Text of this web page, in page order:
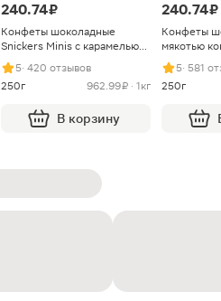
240.74 ₽
Конфеты шоколадные
Snickers Minis с карамелью
арахисом и нугой
5· 420 отзывов
250г
962.99 ₽ · 1кг
В корзину
240.74 ₽
Конфеты
мякотью
5· 581
250г